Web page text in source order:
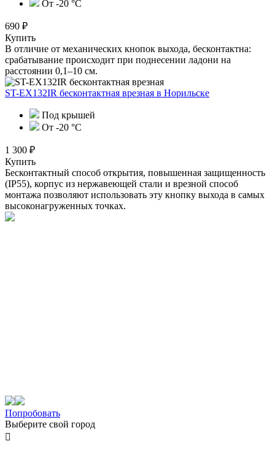
От -20 °C
690 ₽
Купить
В отличие от механических кнопок выхода, бесконтактна:
срабатывание происходит при поднесении ладони на
расстоянии 0,1–10 см.
ST-EX132IR бесконтактная врезная в Норильске
Под крышей
От -20 °С
1 300 ₽
Купить
Бесконтактный способ открытия, повышенная защищенность
(IP55), корпус из нержавеющей стали и врезной способ
монтажа позволяют использовать эту кнопку выхода в самых
высоконагруженных точках.
Попробовать
Выберите свой город
